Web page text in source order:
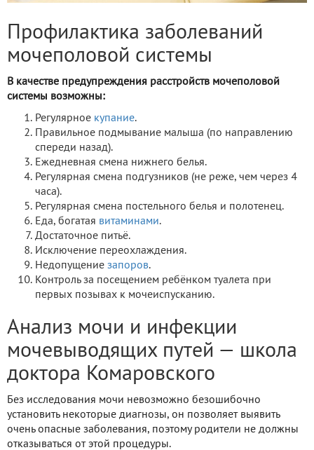
Профилактика заболеваний
мочеполовой системы
В качестве предупреждения расстройств мочеполовой
системы возможны:
Регулярное купание.
Правильное подмывание малыша (по направлению
спереди назад).
Ежедневная смена нижнего белья.
Регулярная смена подгузников (не реже, чем через 4
часа).
Регулярная смена постельного белья и полотенец.
Еда, богатая витаминами.
Достаточное питьё.
Исключение переохлаждения.
Недопущение запоров.
Контроль за посещением ребёнком туалета при
первых позывах к мочеиспусканию.
Анализ мочи и инфекции
мочевыводящих путей — школа
доктора Комаровского
Без исследования мочи невозможно безошибочно
установить некоторые диагнозы, он позволяет выявить
очень опасные заболевания, поэтому родители не должны
отказываться от этой процедуры.